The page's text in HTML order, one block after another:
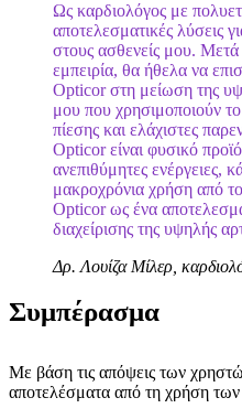
Ως καρδιολόγος με
αποτελεσματικές λύσεις
στους ασθενείς μου.
εμπειρία, θα ήθελα να
Opticor στη μείωση της
μου που χρησιμοποιούν
πίεσης και ελάχιστες
Opticor είναι φυσικό
ανεπιθύμητες ενέργειες,
μακροχρόνια χρήση από
Opticor ως ένα
διαχείρισης της υψηλής
Δρ. Λουίζα Μίλερ,
Συμπέρασμα
Με βάση τις απόψεις των
αποτελέσματα από τη χρήση